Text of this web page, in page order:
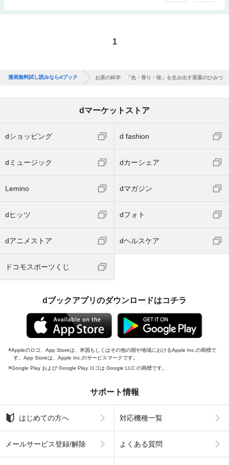
1
漫画無料試し読みならdブック お茶の科学 「色・香り・味」を生み出す茶葉のひみつ
dマーケットストア
dショッピング d fashion
dミュージック dカーシェア
Lemino dマガジン
dヒッツ dフォト
dアニメストア dヘルスケア
ドコモスポーツくじ
dブックアプリのダウンロードはコチラ
Appleのロゴ、App Storeは、米国もしくはその他の国や地域におけるApple Inc.の商標で
す。App Storeは、Apple Inc.のサービスマークです。
Google Play および Google Play ロゴは Google LLC の商標です。
サポート情報
はじめての方へ 対応機種一覧
メールサービス登録/解除 よくある質問